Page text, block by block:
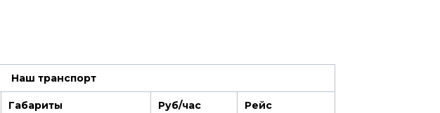
Наш транспорт
Габариты Руб/час Рейс